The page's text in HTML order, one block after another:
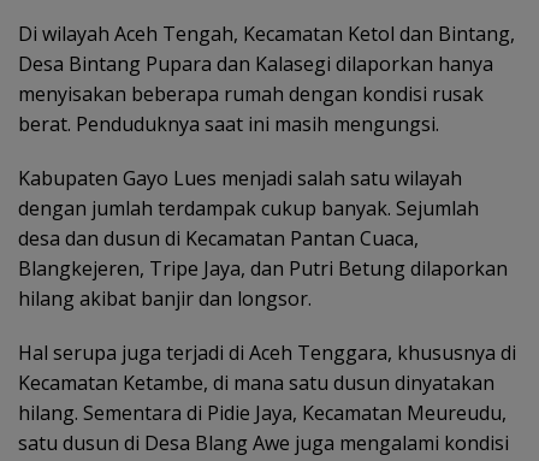
Di wilayah Aceh Tengah, Kecamatan Ketol dan Bintang,
Desa Bintang Pupara dan Kalasegi dilaporkan hanya
menyisakan beberapa rumah dengan kondisi rusak
berat. Penduduknya saat ini masih mengungsi.
Kabupaten Gayo Lues menjadi salah satu wilayah
dengan jumlah terdampak cukup banyak. Sejumlah
desa dan dusun di Kecamatan Pantan Cuaca,
Blangkejeren, Tripe Jaya, dan Putri Betung dilaporkan
hilang akibat banjir dan longsor.
Hal serupa juga terjadi di Aceh Tenggara, khususnya di
Kecamatan Ketambe, di mana satu dusun dinyatakan
hilang. Sementara di Pidie Jaya, Kecamatan Meureudu,
satu dusun di Desa Blang Awe juga mengalami kondisi